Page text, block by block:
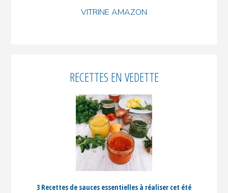
VITRINE AMAZON
RECETTES EN VEDETTE
3 Recettes de sauces essentielles à réaliser cet été